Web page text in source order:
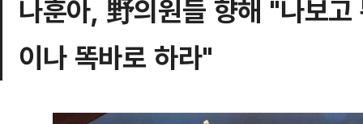
나훈아, 野의원들 향해 "나보
이나 똑바로 하라"